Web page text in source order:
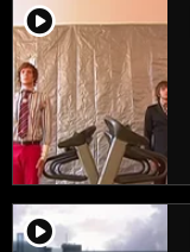
player2
player2